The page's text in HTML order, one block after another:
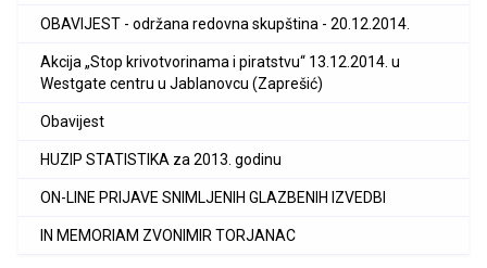
OBAVIJEST - održana redovna skupština - 20.12.2014.
Akcija „Stop krivotvorinama i piratstvu“ 13.12.2014. u
Westgate centru u Jablanovcu (Zaprešić)
Obavijest
HUZIP STATISTIKA za 2013. godinu
ON-LINE PRIJAVE SNIMLJENIH GLAZBENIH IZVEDBI
IN MEMORIAM ZVONIMIR TORJANAC